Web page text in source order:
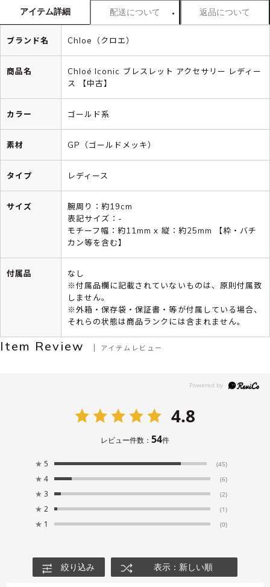
アイテム詳細 配送について 返品について
ブランド名 Chloe（クロエ）
商品名
Chloé Iconic ブレスレット アクセサリー レディー
ス 【中古】
カラー ゴールド系
素材 GP（ゴールドメッキ）
タイプ レディース
サイズ
腕周り：約19cm
表記サイズ：-
モチーフ幅：約11mm x 縦：約25mm 【枠・バチ
カン等を含む】
付属品
なし
※付属品欄に記載されていないものは、原則付属致
しません。
※外箱・保存袋・保証書・等が付属している場合、
それらの状態は商品ランクには含まれません。
Item Review アイテムレビュー
4.8
レビュー件数： 54件
★ 5 (45)
★ 4 (6)
★ 3 (2)
★ 2 (1)
★ 1 (0)
絞り込み 表示：新しい順